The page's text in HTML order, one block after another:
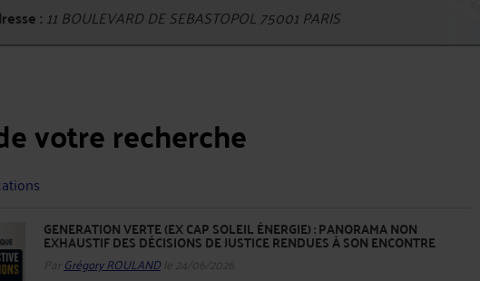
: 11 BOULEVARD DE SEBASTOPOL 75001 PARIS
votre recherche
GENERATION VERTE (EX CAP SOLEIL ÉNERGIE) : PANORAMA NON
EXHAUSTIF DES DÉCISIONS DE JUSTICE RENDUES À SON ENCONTRE
Par Grégory ROULANDle 24/06/2026